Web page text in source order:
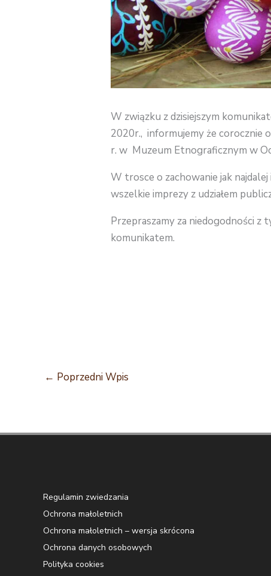
W związku z dzisiejszym
2020r., informujemy że corocznie
r. w Muzeum Etnograficznym w
W trosce o zachowanie jak
wszelkie imprezy z udziałem
Przepraszamy za niedogodności z
komunikatem.
← Poprzedni Wpis
Regulamin zwiedzania
Ochrona małoletnich
Ochrona małoletnich – wersja skrócona
Ochrona danych osobowych
Polityka cookies